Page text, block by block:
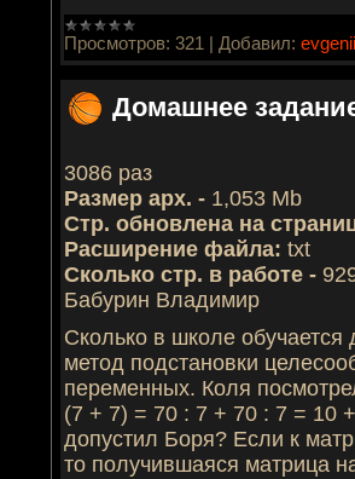
Просмотров: 321 | Добавил:
Домашнее
3086 раз
Размер арх. - 1,053 Mb
Стр. обновлена на
Расширение файла: txt
Сколько стр. в работе -
Бабурин Владимир
Сколько в школе обучается
метод подстановки
переменных. Коля
(7 + 7) = 70 : 7 + 70 : 7 = 10
допустил Боря? Если к
то получившаяся матрица